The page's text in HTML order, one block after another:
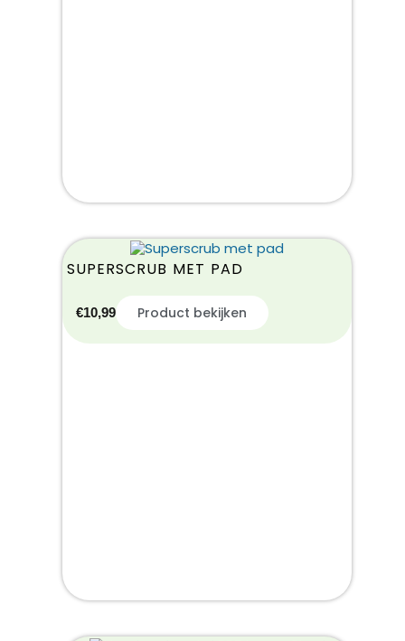
SUPERSCRUB MET PAD
€10,99 Product bekijken